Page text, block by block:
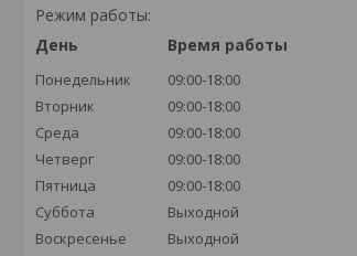
Режим работы:
День
Время работы
Понедельник
09:00-18:00
Вторник
09:00-18:00
Среда
09:00-18:00
Четверг
09:00-18:00
Пятница
09:00-18:00
Суббота
Выходной
Воскресенье
Выходной